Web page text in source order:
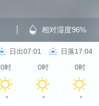
相对湿度96%
日出07:01 日落17:04
0时
°
0时
°
0时
°